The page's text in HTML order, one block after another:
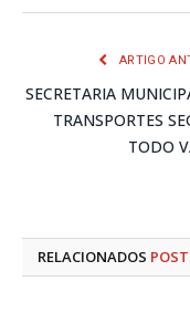
ARTIGO
SECRETARIA
TRANSPORTES
TODO
RELACIONADOS